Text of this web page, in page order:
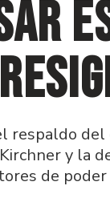
respaldo
y la
de poder